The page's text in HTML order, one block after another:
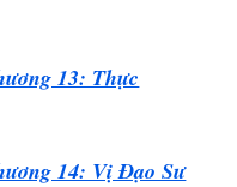
13: Thực
14: Vị Đạo Sư